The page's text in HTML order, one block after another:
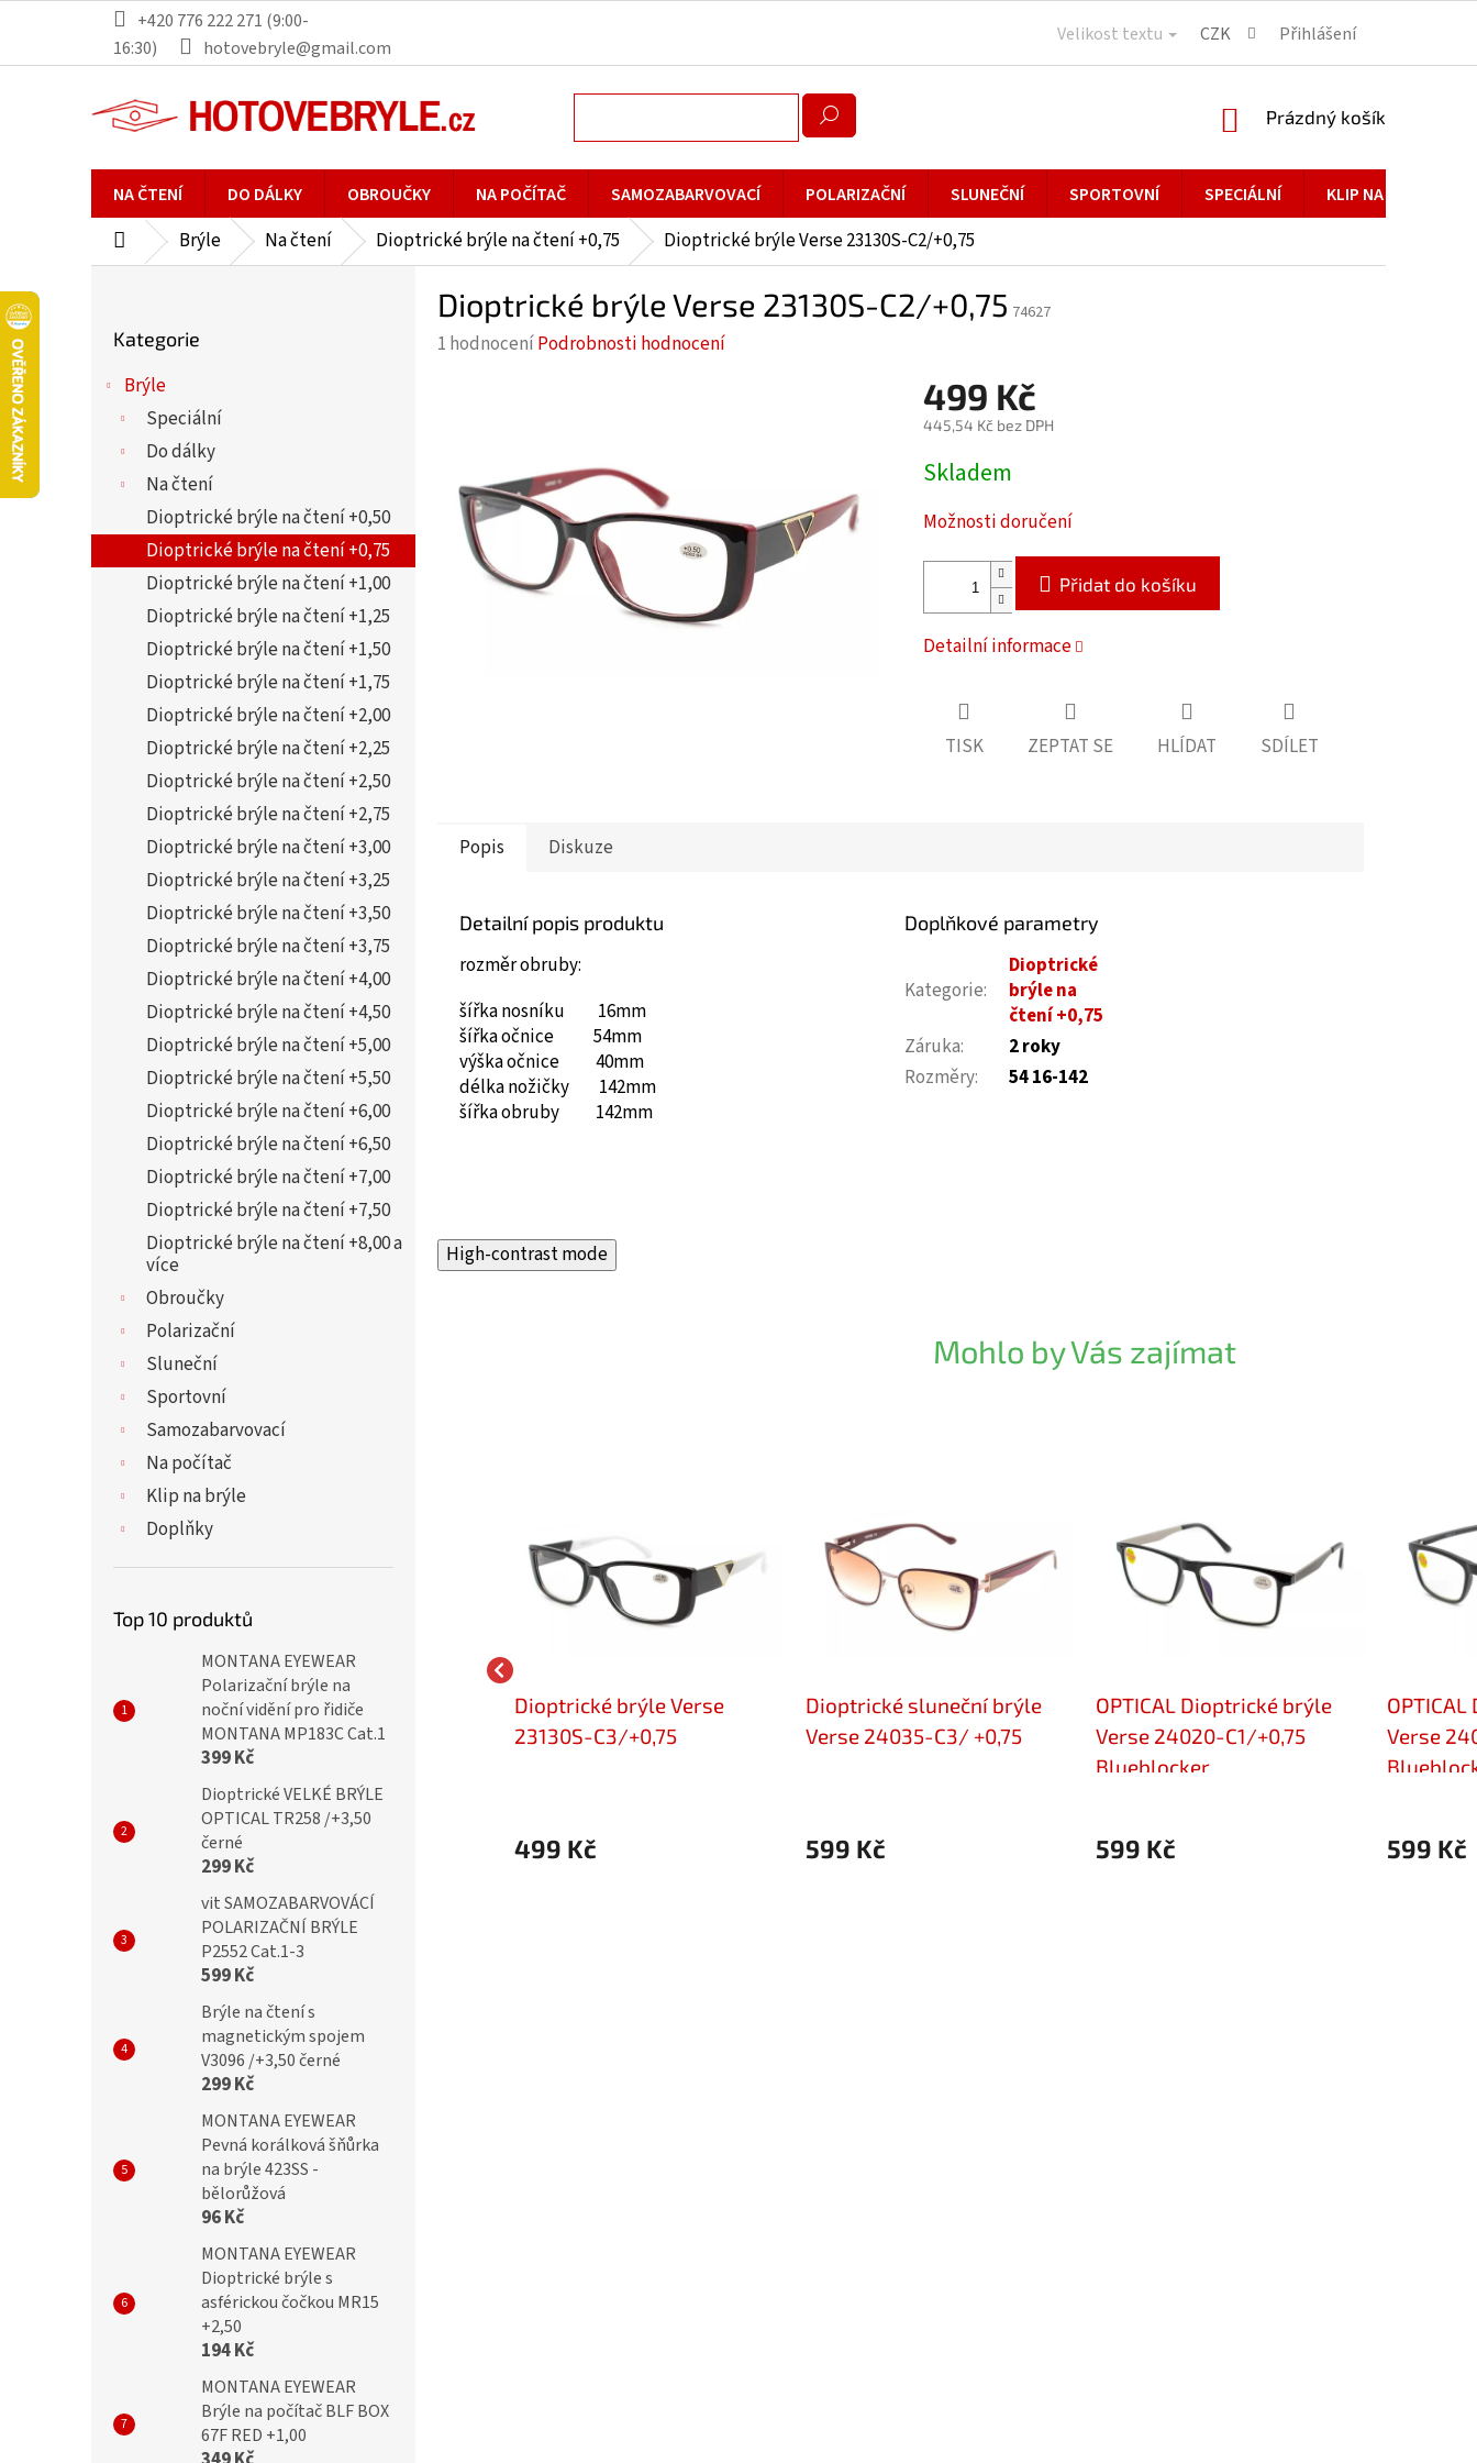
obsah
+420 776 222 271 (9:00-
16:30)
hotovebryle@gmail.com
Velikost textu CZK Přihlášení
NÁKUPNÍ
Prázdný košík
NA ČTENÍ DO DÁLKY OBROUČKY NA POČÍTAČ SAMOZABARVOVACÍ POLARIZAČNÍ SLUNEČNÍ SPORTOVNÍ SPECIÁLNÍ KLIP NA BRÝLE
DomůBrýle Na čtení Dioptrické brýle na čtení +0,75 Dioptrické brýle Verse 23130S-C2/+0,75
kategorie
Kategorie
Brýle
Speciální
Do dálky
Na čtení
Dioptrické brýle na čtení +0,50
Dioptrické brýle na čtení +0,75
Dioptrické brýle na čtení +1,00
Dioptrické brýle na čtení +1,25
Dioptrické brýle na čtení +1,50
Dioptrické brýle na čtení +1,75
Dioptrické brýle na čtení +2,00
Dioptrické brýle na čtení +2,25
Dioptrické brýle na čtení +2,50
Dioptrické brýle na čtení +2,75
Dioptrické brýle na čtení +3,00
Dioptrické brýle na čtení +3,25
Dioptrické brýle na čtení +3,50
Dioptrické brýle na čtení +3,75
Dioptrické brýle na čtení +4,00
Dioptrické brýle na čtení +4,50
Dioptrické brýle na čtení +5,00
Dioptrické brýle na čtení +5,50
Dioptrické brýle na čtení +6,00
Dioptrické brýle na čtení +6,50
Dioptrické brýle na čtení +7,00
Dioptrické brýle na čtení +7,50
Dioptrické brýle na čtení +8,00 a
více
Obroučky
Polarizační
Sluneční
Sportovní
Samozabarvovací
Na počítač
Klip na brýle
Doplňky
Top 10 produktů
MONTANA EYEWEAR
Polarizační brýle na
noční vidění pro řidiče
MONTANA MP183C Cat.1
399 Kč
Dioptrické VELKÉ BRÝLE
OPTICAL TR258 /+3,50
černé
299 Kč
vit SAMOZABARVOVÁCÍ
POLARIZAČNÍ BRÝLE
P2552 Cat.1-3
599 Kč
Brýle na čtení s
magnetickým spojem
V3096 /+3,50 černé
299 Kč
MONTANA EYEWEAR
Pevná korálková šňůrka
na brýle 423SS -
bělorůžová
96 Kč
MONTANA EYEWEAR
Dioptrické brýle s
asférickou čočkou MR15
+2,50
194 Kč
MONTANA EYEWEAR
Brýle na počítač BLF BOX
67F RED +1,00
Dioptrické brýle Verse 23130S-C2/+0,75 74627
Průměrné
hvězdiček.
1 hodnoceníPodrobnosti hodnocení
499 Kč
445,54 Kč bez DPH
Měrná
cena:
Skladem
Možnosti doručení
Přidat do košíku
Detailní informace
TISK ZEPTAT SE HLÍDAT SDÍLET
Popis Diskuze
Detailní popis produktu
rozměr obruby:
šířka nosníku 16mm
šířka očnice 54mm
výška očnice 40mm
délka nožičky 142mm
šířka obruby 142mm
Doplňkové parametry
Kategorie:
Dioptrické
brýle na
čtení +0,75
Záruka:
2 roky
Rozměry: 54 16-142
High-contrast mode
Mohlo by Vás zajímat
Dioptrické brýle
OPTICAL Dioptrické brýle
Verse 21150S-C2/+0,75
Blueblocker
599 Kč
Dioptrické brýle Verse
23130S-C3/+0,75
499 Kč
Dioptrické sluneční brýle
Verse 24035-C3/ +0,75
599 Kč
OPTICAL Dioptrické brýle
Verse 24020-C1/+0,75
Blueblocker
599 Kč
Verse
599 Kč